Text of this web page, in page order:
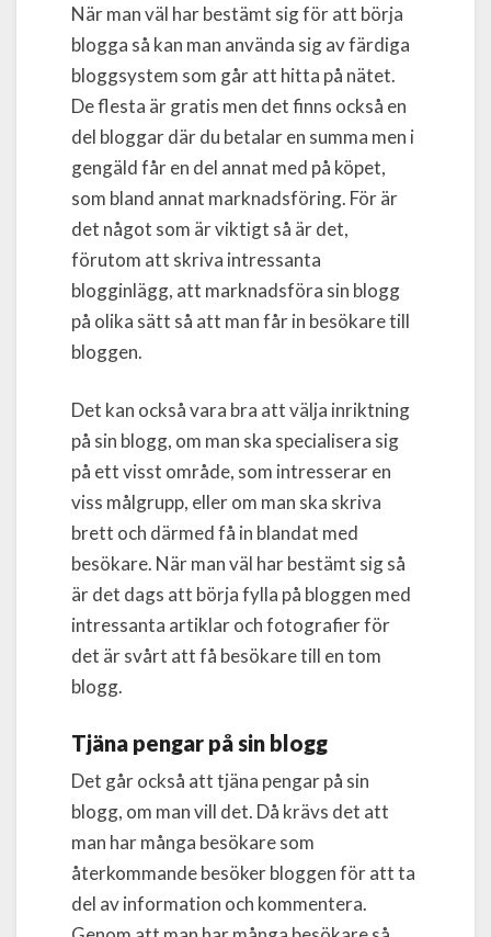
När man väl har bestämt sig för att börja
blogga så kan man använda sig av färdiga
bloggsystem som går att hitta på nätet.
De flesta är gratis men det finns också en
del bloggar där du betalar en summa men i
gengäld får en del annat med på köpet,
som bland annat marknadsföring. För är
det något som är viktigt så är det,
förutom att skriva intressanta
blogginlägg, att marknadsföra sin blogg
på olika sätt så att man får in besökare till
bloggen.
Det kan också vara bra att välja inriktning
på sin blogg, om man ska specialisera sig
på ett visst område, som intresserar en
viss målgrupp, eller om man ska skriva
brett och därmed få in blandat med
besökare. När man väl har bestämt sig så
är det dags att börja fylla på bloggen med
intressanta artiklar och fotografier för
det är svårt att få besökare till en tom
blogg.
Tjäna pengar på sin blogg
Det går också att tjäna pengar på sin
blogg, om man vill det. Då krävs det att
man har många besökare som
återkommande besöker bloggen för att ta
del av information och kommentera.